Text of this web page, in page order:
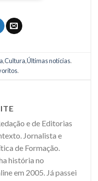
,Cultura,Últimas notícias.
.
e de Editorias
Jornalista e
de Formação.
história no
em 2005. Já passei